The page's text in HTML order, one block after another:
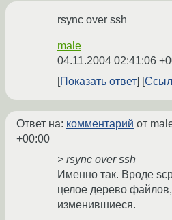
rsync over ssh
male
04.11.2004 02:41:06
Показать ответ
Ответ на: комментарий от
+00:00
> rsync over ssh
Именно так. Вроде
целое дерево
изменившиеся.